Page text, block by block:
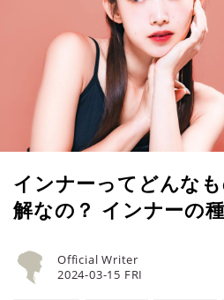
インナーってどんな
解なの？ インナーの
2024-03-15 FRI
Official Writer